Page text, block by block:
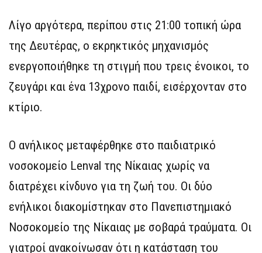
Λίγο αργότερα, περίπου στις 21:00 τοπική ώρα
της Δευτέρας, ο εκρηκτικός μηχανισμός
ενεργοποιήθηκε τη στιγμή που τρεις ένοικοι, το
ζευγάρι και ένα 13χρονο παιδί, εισέρχονταν στο
κτίριο.
Ο ανήλικος μεταφέρθηκε στο παιδιατρικό
νοσοκομείο Lenval της Νίκαιας χωρίς να
διατρέχει κίνδυνο για τη ζωή του. Οι δύο
ενήλικοι διακομίστηκαν στο Πανεπιστημιακό
Νοσοκομείο της Νίκαιας με σοβαρά τραύματα. Οι
γιατροί ανακοίνωσαν ότι η κατάσταση του